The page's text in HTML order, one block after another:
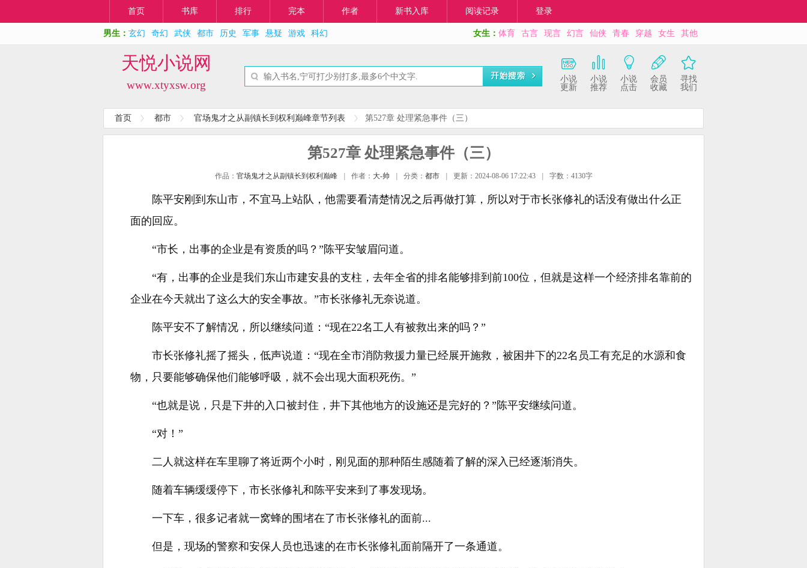
首页 书库 排行 完本 作者 新书入库 阅读记录 登录
男生： 玄幻 奇幻 武侠 都市 历史 军事 悬疑 游戏 科幻 女生： 体育 古言 现言 幻言 仙侠 青春 穿越 女生 其他
天悦小说网
www.xtyxsw.org
小说
更新
小说
推荐
小说
点击
会员
收藏
寻找
我们
首页 都市 官场鬼才之从副镇长到权利巅峰章节列表 第527章 处理紧急事件（三）
第527章 处理紧急事件（三）
作品： 官场鬼才之从副镇长到权利巅峰 作者： 大-帅 分类： 都市 更新：2024-08-06 17:22:43 字数：4130字
陈平安刚到东山市，不宜马上站队，他需要看清楚情况之后再做打算，所以对于市长张修礼的话没有做出什么正
面的回应。
“市长，出事的企业是有资质的吗？”陈平安皱眉问道。
“有，出事的企业是我们东山市建安县的支柱，去年全省的排名能够排到前100位，但就是这样一个经济排名靠前的
企业在今天就出了这么大的安全事故。”市长张修礼无奈说道。
陈平安不了解情况，所以继续问道：“现在22名工人有被救出来的吗？”
市长张修礼摇了摇头，低声说道：“现在全市消防救援力量已经展开施救，被困井下的22名员工有充足的水源和食
物，只要能够确保他们能够呼吸，就不会出现大面积死伤。”
“也就是说，只是下井的入口被封住，井下其他地方的设施还是完好的？”陈平安继续问道。
“对！”
二人就这样在车里聊了将近两个小时，刚见面的那种陌生感随着了解的深入已经逐渐消失。
随着车辆缓缓停下，市长张修礼和陈平安来到了事发现场。
一下车，很多记者就一窝蜂的围堵在了市长张修礼的面前...
但是，现场的警察和安保人员也迅速的在市长张修礼面前隔开了一条通道。